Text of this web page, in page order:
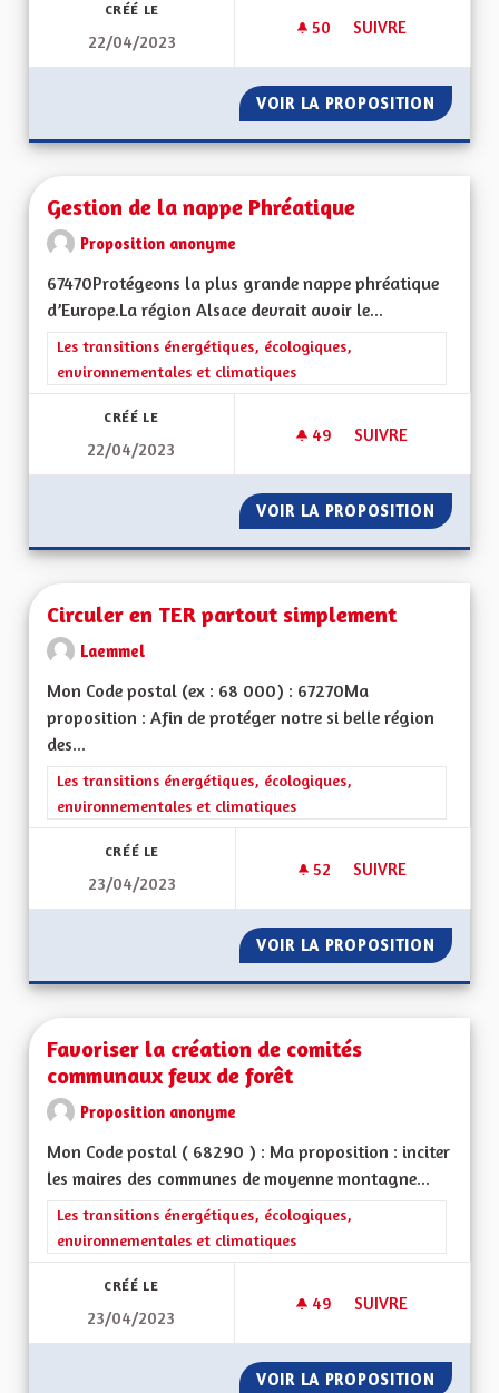
CRÉÉ LE
22/04/2023
50 50 ABONNÉS
SUIVRE
VOIR LA PROPOSITION
Gestion de la nappe Phréatique
Proposition anonyme
67470Protégeons la plus grande nappe phréatique
d’Europe.La région Alsace devrait avoir le...
Filtrer les résultats de la catégorie : Les transitions
Les transitions énergétiques, écologiques,
environnementales et climatiques
CRÉÉ LE
22/04/2023
49 49 ABONNÉS
SUIVRE
VOIR LA PROPOSITION
Circuler en TER partout simplement
Laemmel
Mon Code postal (ex : 68 000) : 67270Ma
proposition : Afin de protéger notre si belle région
des...
Filtrer les résultats de la catégorie : Les transitions
Les transitions énergétiques, écologiques,
environnementales et climatiques
CRÉÉ LE
23/04/2023
52 52 ABONNÉS
SUIVRE
VOIR LA PROPOSITION
Favoriser la création de comités
communaux feux de forêt
Proposition anonyme
Mon Code postal ( 68290 ) : Ma proposition : inciter
les maires des communes de moyenne montagne...
Filtrer les résultats de la catégorie : Les transitions
Les transitions énergétiques, écologiques,
environnementales et climatiques
CRÉÉ LE
23/04/2023
49 49 ABONNÉS
SUIVRE
VOIR LA PROPOSITION